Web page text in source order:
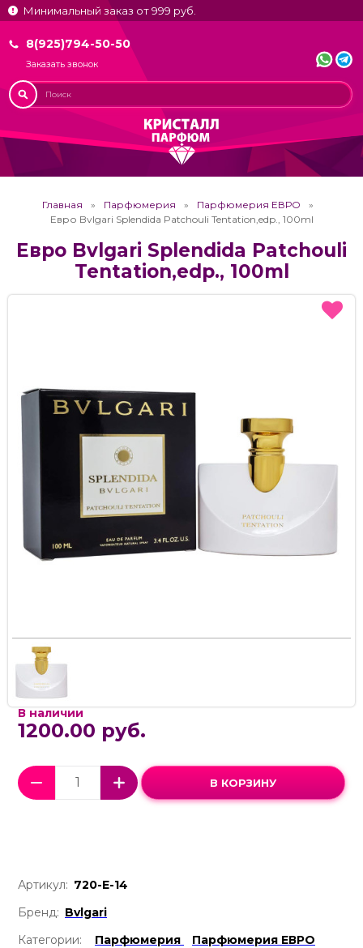
Минимальный заказ от 999 руб.
8(925)794-50-50
Заказать звонок
Главная Парфюмерия
Парфюмерия ЕВРО
Евро Bvlgari Splendida Patchouli Tentation,edp., 100ml
Евро Bvlgari Splendida Patchouli
Tentation,edp., 100ml
В наличии
1200.00 руб.
В КОРЗИНУ
Артикул: 720-Е-14
Бренд: Bvlgari
Категории:
Парфюмерия
Парфюмерия ЕВРО